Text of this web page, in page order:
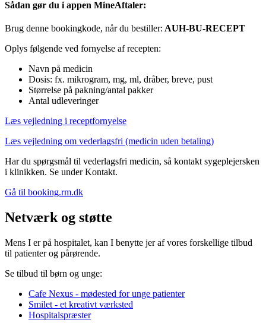
Sådan gør du i appen MineAftaler:
Brug denne bookingkode, når du bestiller: AUH-BU-RECEPT
Oplys følgende ved fornyelse af recepten:
Navn på medicin
Dosis: fx. mikrogram, mg, ml, dråber, breve, pust
Størrelse på pakning/antal pakker
Antal udleveringer
Læs vejledning i receptfornyelse
Læs vejledning om vederlagsfri (medicin uden betaling)
Har du spørgsmål til vederlagsfri medicin, så kontakt sygeplejersken
i klinikken. Se under Kontakt.
Gå til booking.rm.dk
Netværk og støtte
Mens I er på hospitalet, kan I benytte jer af vores forskellige tilbud
til patienter og pårørende.
Se tilbud til børn og unge:
Cafe Nexus - mødested for unge patienter
Smilet - et kreativt værksted
Hospitalspræster